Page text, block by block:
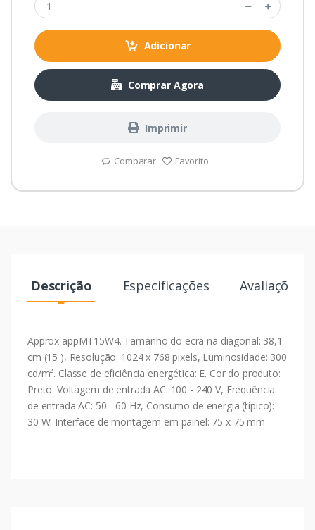
Adicionar
Comprar Agora
Imprimir
Comparar Favorito
Descrição Especificações Avaliações
Approx appMT15W4. Tamanho do ecrã na diagonal: 38,1
cm (15 ), Resolução: 1024 x 768 pixels, Luminosidade: 300
cd/m². Classe de eficiência energética: E. Cor do produto:
Preto. Voltagem de entrada AC: 100 - 240 V, Frequência
de entrada AC: 50 - 60 Hz, Consumo de energia (típico):
30 W. Interface de montagem em painel: 75 x 75 mm